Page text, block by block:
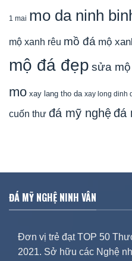
1 mai mo da ninh
mộ xanh rêu mồ đá mộ
mộ đá đẹp sửa
mo xay lang tho da xay long dinh
cuốn thư đá mỹ nghệđá
ĐÁ MỸ NGHỆ NINH VÂN
Đơn vị trẻ đạt TOP 50
2021. Sở hữu các Nghệ